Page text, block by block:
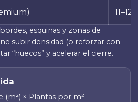
11–12
esquinas y zonas de
subir densidad (o reforzar con
“huecos” y acelerar el cierre.
(m²) × Plantas por m²